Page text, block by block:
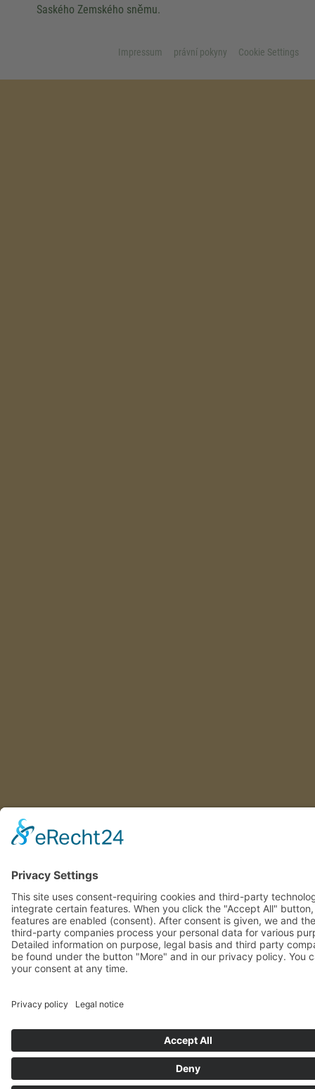
Saského Zemského sněmu.
Impressum právní pokyny Cookie Settings
This site uses consent-requiring cookies and third-party
integrate certain features. When you click the "Accept All"
features are enabled (consent). After consent is given, we and
third-party companies process your personal data for various
be found under the button "More" and in our privacy policy. You
DENY ACCEPT